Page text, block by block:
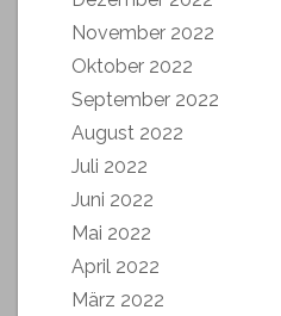
November 2022
Oktober 2022
September 2022
August 2022
Juli 2022
Juni 2022
Mai 2022
April 2022
März 2022